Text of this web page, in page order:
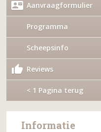
Aanvraagformulier
Programma
Scheepsinfo
Reviews
< 1 Pagina terug
Informatie